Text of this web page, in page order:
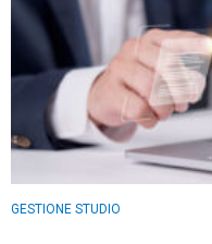
GESTIONE STUDIO